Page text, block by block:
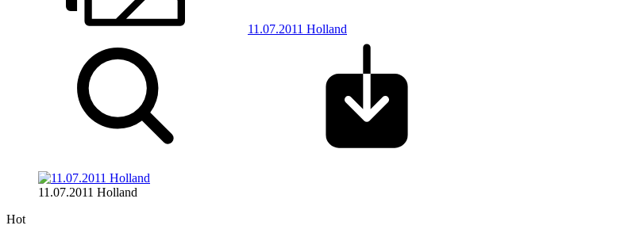
11.07.2011 Holland
11.07.2011 Holland
Hot